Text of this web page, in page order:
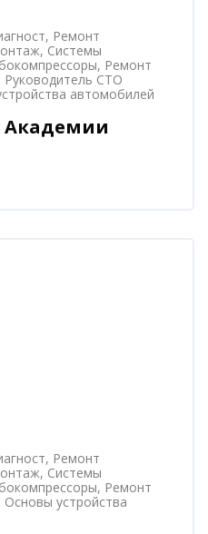
Ремонт
Системы
Ремонт
Руководитель СТО
автомобилей
Академии
Ремонт
Системы
Ремонт
устройства